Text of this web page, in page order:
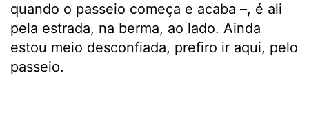
quando o passeio começa e acaba –, é ali
pela estrada, na berma, ao lado. Ainda
estou meio desconfiada, prefiro ir aqui, pelo
passeio.